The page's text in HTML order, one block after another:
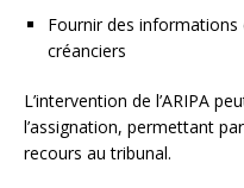
Fournir des
créanciers
L’intervention de l’ARIPA
l’assignation, permettant
recours au tribunal.